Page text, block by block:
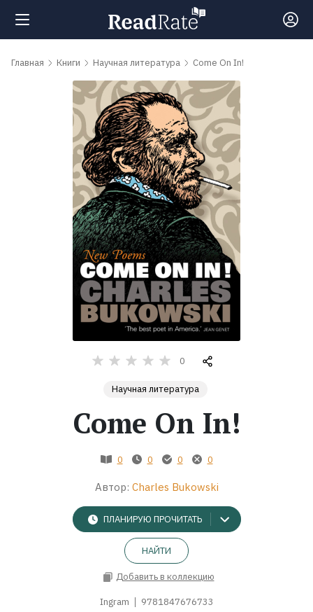
Поиск
Рейтинги
обсуждаемые
Экранизации
Главная Книги Научная литература Come On In!
0
Научная литература
Come On In!
0 0 0 0
Автор: Charles Bukowski
ПЛАНИРУЮ ПРОЧИТАТЬ
НАЙТИ
Добавить в коллекцию
Ingram 9781847676733